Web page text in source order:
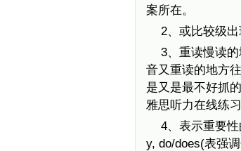
案所在。
2、或比较级
3、重读慢读
音又重读的地方
是又是最不好抓
雅思听力在线练
4、表示重要
y, do/does(表强